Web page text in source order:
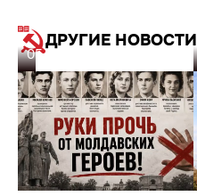
ДРУГИЕ НОВОСТИ
05.08.26